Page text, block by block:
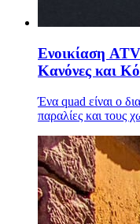
Ενοικίαση
Κανόνες και
Ένα quad είναι ο
παραλίες και τους